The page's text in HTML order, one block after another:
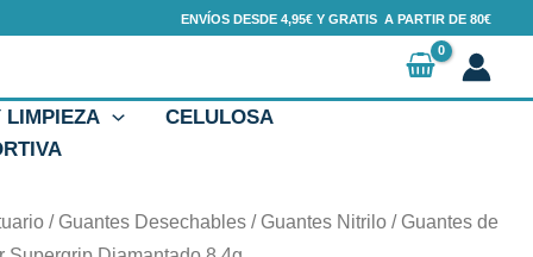
ENVÍOS DESDE 4,95€ Y GRATIS A PARTIR DE 80€
LIMPIEZA
CELULOSA
/ Guantes Desechables / Guantes Nitrilo / Guantes de